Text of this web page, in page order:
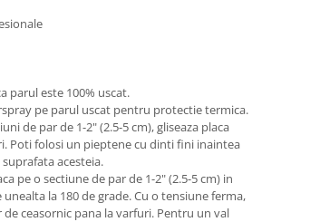
parul este 100% uscat.
pe parul uscat pentru protectie termica.
de par de 1-2" (2.5-5 cm), gliseaza placa
Poti folosi un pieptene cu dinti fini inaintea
acesteia.
pe o sectiune de par de 1-2" (2.5-5 cm) in
la 180 de grade. Cu o tensiune ferma,
ceasornic pana la varfuri. Pentru un val